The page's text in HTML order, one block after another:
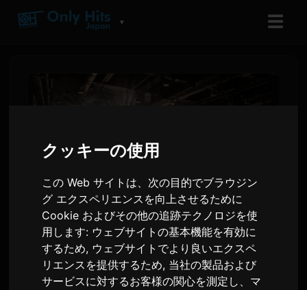
クッキーの使用
この Web サイトは、次の目的でブラウジン
グ エクスペリエンスを向上させるために
Cookie およびその他の追跡テクノロジを使
用します: ウェブサイトの基本機能を有効に
するため, ウェブサイトでより良いエクスペ
リエンスを提供するため, 当社の製品および
サービスに対するお客様の関心を測定し、マ
▼ ☰
ReoNa、AFA Thailand 2026
に出演し新曲を発表